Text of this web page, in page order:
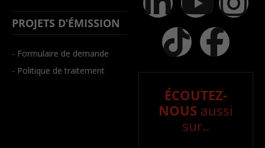
PROJETS D’ÉMISSION
- Formulaire de demande
- Politique de traitement
ÉCOUTEZ-
NOUS aussi
sur..